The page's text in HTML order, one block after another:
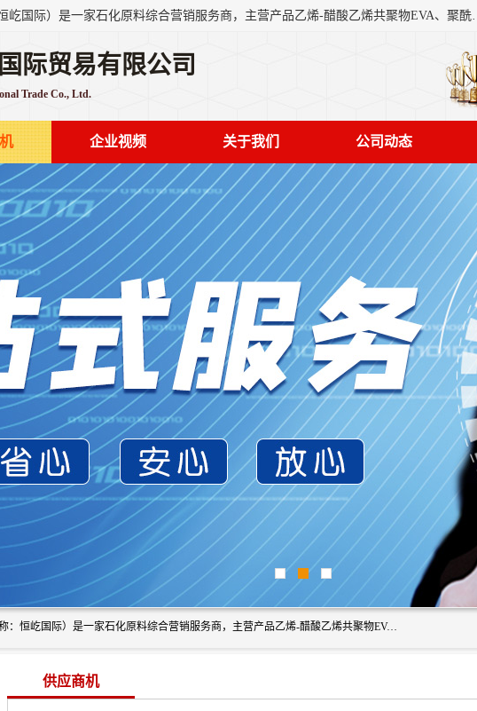
东莞市恒屹国际贸易有限公司（简称：恒屹国际）是一家石化原料综合
际贸易有限公司
Trade Co., Ltd.
企业视频 关于我们 公司动态
东莞市恒屹国际贸易有限公司（简称：恒屹国际）是一家石化原料综合营销服务商，主营产品乙烯-醋酸乙烯共聚物EVA、聚酰胺PA（尼龙）、醚酯型热塑弹性体TPEE等，公司秉承以市场为导向的战略思想，致力于大宗石化原料在中国市场的营销服务业务，为客户提供一站式的全面服务。
供应商机